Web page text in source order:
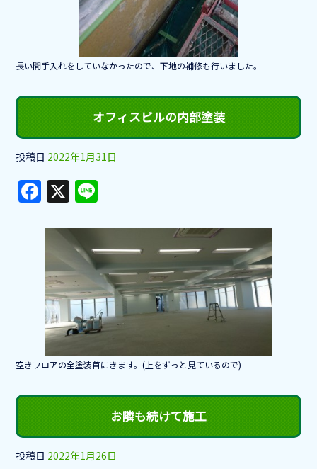
長い間手入れをしていなかったので、下地の補修も行いました。
オフィスビルの内部塗装
投稿日 2022年1月31日
F
a
c
b
o
o
k
X
e
空きフロアの全塗装首にきます。(上をずっと見ているので)
お隣も続けて施工
投稿日 2022年1月26日